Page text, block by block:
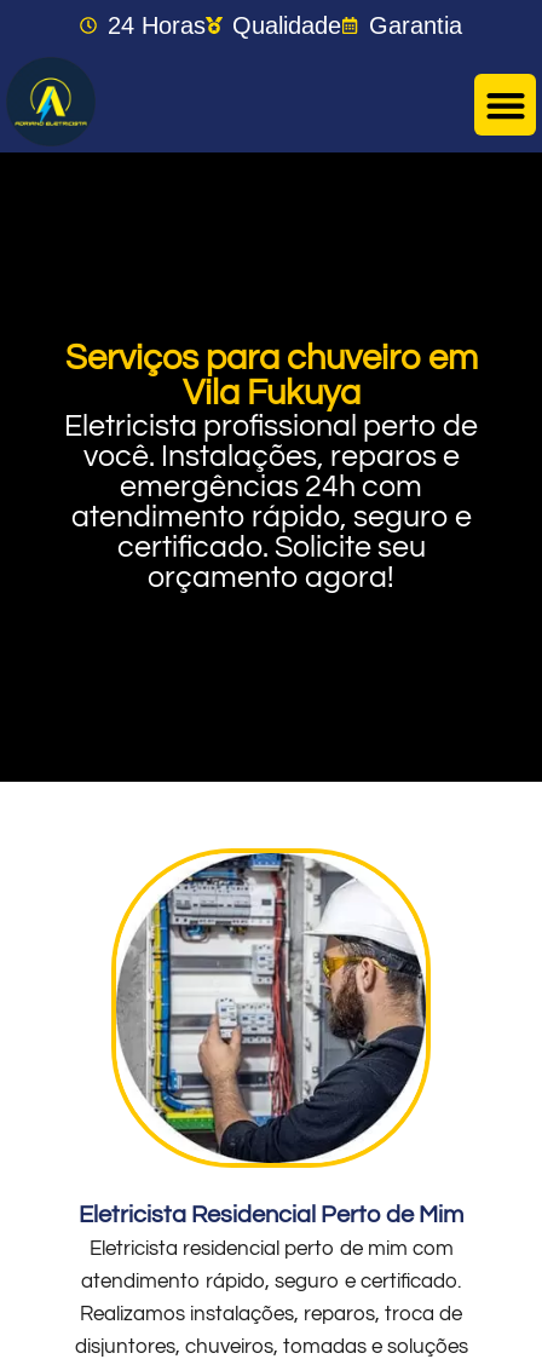
24 Horas Qualidade Garantia
Serviços para chuveiro em
Vila Fukuya
Eletricista profissional perto de
você. Instalações, reparos e
emergências 24h com
atendimento rápido, seguro e
certificado. Solicite seu
orçamento agora!
Eletricista Residencial Perto de Mim
Eletricista residencial perto de mim com
atendimento rápido, seguro e certificado.
Realizamos instalações, reparos, troca de
disjuntores, chuveiros, tomadas e soluções